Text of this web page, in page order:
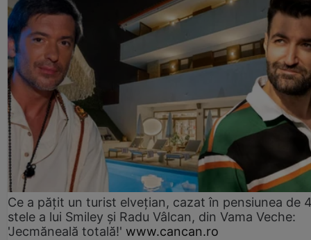
Ce a pățit un turist elvețian, cazat în pensiunea de
stele a lui Smiley și Radu Vâlcan, din Vama Veche:
'Jecmăneală totală!' www.cancan.ro